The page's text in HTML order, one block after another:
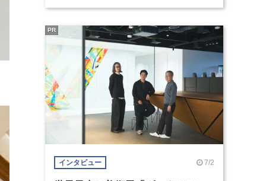
インタビュー 7/2
PR